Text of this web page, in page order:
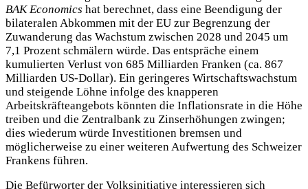
BAK Economics hat berechnet, dass eine Beendigung der
bilateralen Abkommen mit der EU zur Begrenzung der
Zuwanderung das Wachstum zwischen 2028 und 2045 um
7,1 Prozent schmälern würde. Das entspräche einem
kumulierten Verlust von 685 Milliarden Franken (ca. 867
Milliarden US-Dollar). Ein geringeres Wirtschaftswachstum
und steigende Löhne infolge des knapperen
Arbeitskräfteangebots könnten die Inflationsrate in die Höhe
treiben und die Zentralbank zu Zinserhöhungen zwingen;
dies wiederum würde Investitionen bremsen und
möglicherweise zu einer weiteren Aufwertung des Schweizer
Frankens führen.
Die Befürworter der Volksinitiative interessieren sich